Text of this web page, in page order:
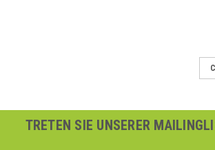
TRETEN SIE UNSERER